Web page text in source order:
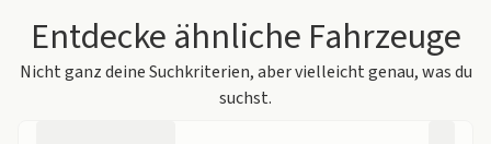
Entdecke ähnliche Fahrzeuge
Nicht ganz deine Suchkriterien, aber vielleicht genau, was du
suchst.